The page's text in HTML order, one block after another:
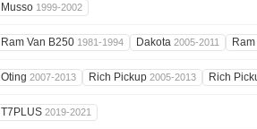
Musso 1999-2002
Ram Van B250 1981-1994 Dakota 2005-2011
Oting 2007-2013 Rich Pickup 2005-2013 Rich
T7PLUS 2019-2021